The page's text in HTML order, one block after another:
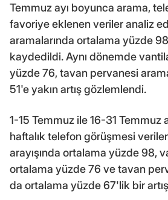
Temmuz ayı boyunca arama,
favoriye eklenen veriler analiz
aramalarında ortalama yüzde
kaydedildi. Aynı dönemde
yüzde 76, tavan pervanesi
51'e yakın artış gözlemlendi.
1-15 Temmuz ile 16-31 Temmuz
haftalık telefon görüşmesi
arayışında ortalama yüzde 98,
ortalama yüzde 76 ve tavan
da ortalama yüzde 67'lik bir